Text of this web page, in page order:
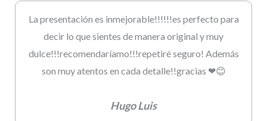
La presentación es inmejorable!!!!!!es perfecto para
decir lo que sientes de manera original y muy
dulce!!!recomendaríamo!!!repetiré seguro! Además
son muy atentos en cada detalle!!gracias ❤😊
Hugo Luis